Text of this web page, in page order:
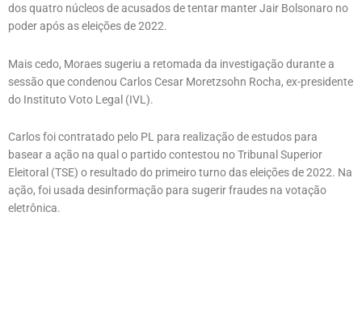
dos quatro núcleos de acusados de tentar manter Jair Bolsonaro no
poder após as eleições de 2022.
Mais cedo, Moraes sugeriu a retomada da investigação durante a
sessão que condenou Carlos Cesar Moretzsohn Rocha, ex-presidente
do Instituto Voto Legal (IVL).
Carlos foi contratado pelo PL para realização de estudos para
basear a ação na qual o partido contestou no Tribunal Superior
Eleitoral (TSE) o resultado do primeiro turno das eleições de 2022. Na
ação, foi usada desinformação para sugerir fraudes na votação
eletrônica.